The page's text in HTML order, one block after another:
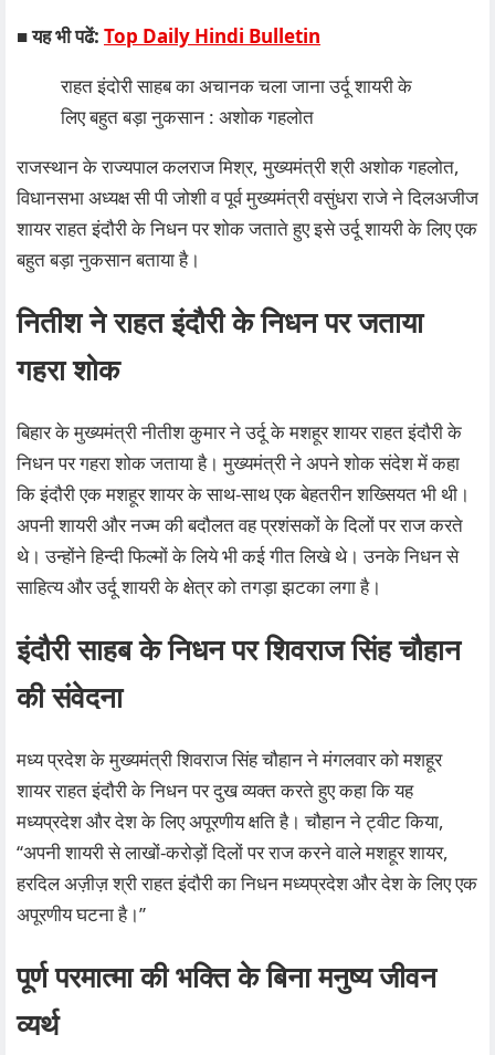
■यह भी पढें: Top Daily Hindi Bulletin
राहत इंदोरी साहब का अचानक चला जाना उर्दू शायरी के
लिए बहुत बड़ा नुकसान : अशोक गहलोत
राजस्थान के राज्यपाल कलराज मिश्र, मुख्यमंत्री श्री अशोक गहलोत,
विधानसभा अध्यक्ष सी पी जोशी व पूर्व मुख्यमंत्री वसुंधरा राजे ने दिलअजीज
शायर राहत इंदौरी के निधन पर शोक जताते हुए इसे उर्दू शायरी के लिए एक
बहुत बड़ा नुकसान बताया है।
नितीश ने राहत इंदौरी के निधन पर जताया
गहरा शोक
बिहार के मुख्यमंत्री नीतीश कुमार ने उर्दू के मशहूर शायर राहत इंदौरी के
निधन पर गहरा शोक जताया है। मुख्यमंत्री ने अपने शोक संदेश में कहा
कि इंदौरी एक मशहूर शायर के साथ-साथ एक बेहतरीन शख्सियत भी थी।
अपनी शायरी और नज्म की बदौलत वह प्रशंसकों के दिलों पर राज करते
थे। उन्होंने हिन्दी फिल्मों के लिये भी कई गीत लिखे थे। उनके निधन से
साहित्य और उर्दू शायरी के क्षेत्र को तगड़ा झटका लगा है।
इंदौरी साहब के निधन पर शिवराज सिंह चौहान
की संवेदना
मध्य प्रदेश के मुख्यमंत्री शिवराज सिंह चौहान ने मंगलवार को मशहूर
शायर राहत इंदौरी के निधन पर दुख व्यक्त करते हुए कहा कि यह
मध्यप्रदेश और देश के लिए अपूरणीय क्षति है। चौहान ने ट्वीट किया,
‘‘अपनी शायरी से लाखों-करोड़ों दिलों पर राज करने वाले मशहूर शायर,
हरदिल अज़ीज़ श्री राहत इंदौरी का निधन मध्यप्रदेश और देश के लिए एक
अपूरणीय घटना है।’’
पूर्ण परमात्मा की भक्ति के बिना मनुष्य जीवन
व्यर्थ